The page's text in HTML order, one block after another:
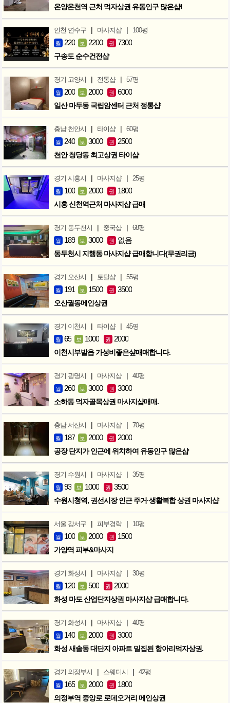
온양온천역 근처 먹자상권 유동인구 많은샵!
인천 연수구 | 마사지샵 | 100평
월 220 보 2200 권 7300
구송도 순수건전샵
경기 고양시 | 전통샵 | 57평
월 200 보 2000 권 6000
일산 마두동 국립암센터 근처 정통샵
충남 천안시 | 타이샵 | 60평
월 240 보 3000 권 2500
천안 청당동 최고상권 타이샵
경기 시흥시 | 마사지샵 | 25평
월 100 보 2000 권 1800
시흥 신천역근처 마사지샵 급매
경기 동두천시 | 중국샵 | 68평
월 189 보 3000 권 없음
동두천시 지행동 마사지샵 급매합니다(무권리금)
경기 오산시 | 토탈샵 | 55평
월 191 보 1500 권 3500
오산궐동메인상권
경기 이천시 | 타이샵 | 45평
월 65 보 1000 권 2000
이천시부발읍 가성비좋은샾매매합니다.
경기 광명시 | 마사지샵 | 40평
월 260 보 3000 권 3000
소하동 먹자골목상권 마사지샵매매.
충남 서산시 | 마사지샵 | 70평
월 187 보 2000 권 2000
공장 단지가 인근에 위치하여 유동인구 많은샵
경기 수원시 | 마사지샵 | 35평
월 93 보 1000 권 3500
수원시청역, 권선시장 인근 주거·생활복합 상권 마사지샵
서울 강서구 | 피부경락 | 10평
월 100 보 2000 권 1500
가양역 피부&마사지
경기 화성시 | 마사지샵 | 30평
월 120 보 500 권 2000
화성 마도 산업단지상권 마사지샵 급매합니다.
경기 화성시 | 마사지샵 | 40평
월 140 보 2000 권 3000
화성 새솔동 대단지 아파트 밀집된 항아리먹자상권.
경기 의정부시 | 스웨디시 | 42평
월 165 보 2000 권 1800
의정부역 중앙로 로데오거리 메인상권